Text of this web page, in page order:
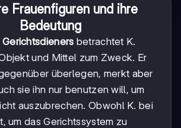
Frauenfiguren und ihre
Bedeutung
betrachtet K.
und Mittel zum Zweck. Er
überlegen, merkt aber
sie ihn nur benutzen will, um
auszubrechen. Obwohl K. bei
um das Gerichtssystem zu